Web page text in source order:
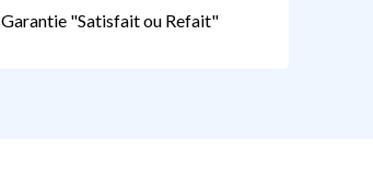
Garantie "Satisfait ou Refait"